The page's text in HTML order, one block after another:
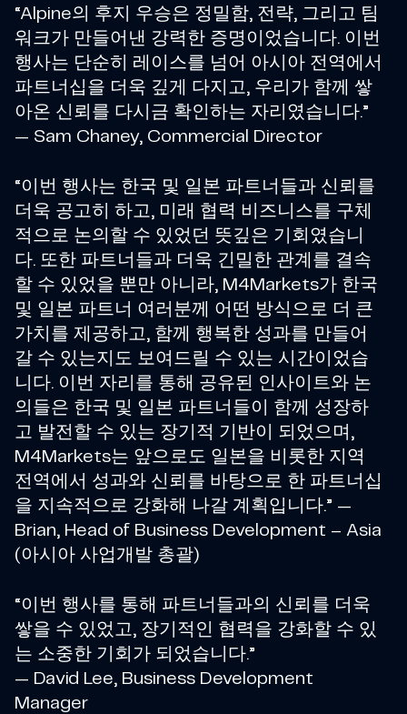
“Alpine의 후지 우승은 정밀함, 전략, 그리고 팀
워크가 만들어낸 강력한 증명이었습니다. 이번
행사는 단순히 레이스를 넘어 아시아 전역에서
파트너십을 더욱 깊게 다지고, 우리가 함께 쌓
아온 신뢰를 다시금 확인하는 자리였습니다.”
— Sam Chaney, Commercial Director
“이번 행사는 한국 및 일본 파트너들과 신뢰를
더욱 공고히 하고, 미래 협력 비즈니스를 구체
적으로 논의할 수 있었던 뜻깊은 기회였습니
다. 또한 파트너들과 더욱 긴밀한 관계를 결속
할 수 있었을 뿐만 아니라, M4Markets가 한국
및 일본 파트너 여러분께 어떤 방식으로 더 큰
가치를 제공하고, 함께 행복한 성과를 만들어
갈 수 있는지도 보여드릴 수 있는 시간이었습
니다. 이번 자리를 통해 공유된 인사이트와 논
의들은 한국 및 일본 파트너들이 함께 성장하
고 발전할 수 있는 장기적 기반이 되었으며,
M4Markets는 앞으로도 일본을 비롯한 지역
전역에서 성과와 신뢰를 바탕으로 한 파트너십
을 지속적으로 강화해 나갈 계획입니다.” —
Brian, Head of Business Development – Asia
(아시아 사업개발 총괄)
“이번 행사를 통해 파트너들과의 신뢰를 더욱
쌓을 수 있었고, 장기적인 협력을 강화할 수 있
는 소중한 기회가 되었습니다.”
— David Lee, Business Development
Manager